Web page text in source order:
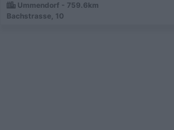
Ummendorf - 759.6km
Bachstrasse, 10